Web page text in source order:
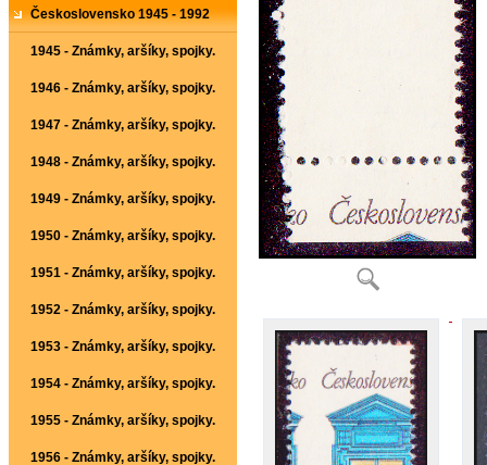
Československo 1945 - 1992
1945 - Známky, aršíky, spojky.
1946 - Známky, aršíky, spojky.
1947 - Známky, aršíky, spojky.
1948 - Známky, aršíky, spojky.
1949 - Známky, aršíky, spojky.
1950 - Známky, aršíky, spojky.
1951 - Známky, aršíky, spojky.
1952 - Známky, aršíky, spojky.
1953 - Známky, aršíky, spojky.
1954 - Známky, aršíky, spojky.
1955 - Známky, aršíky, spojky.
1956 - Známky, aršíky, spojky.